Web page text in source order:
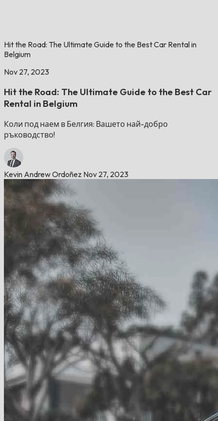
Hit the Road: The Ultimate Guide to the Best Car Rental in
Belgium
Nov 27, 2023
Hit the Road: The Ultimate Guide to the Best Car
Rental in Belgium
Коли под наем в Белгия: Вашето най-добро
ръководство!
Kevin Andrew Ordoñez Nov 27, 2023